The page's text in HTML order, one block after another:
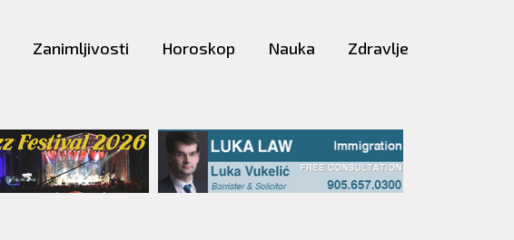
Zanimljivosti Horoskop Nauka Zdravlje